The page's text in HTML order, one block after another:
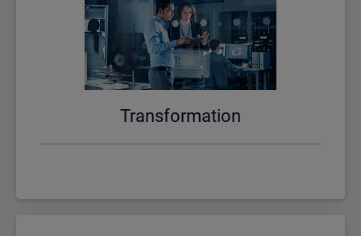
Trans­for­ma­ti­on